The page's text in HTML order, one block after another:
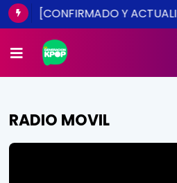
[CONFIRMADO Y
2014
RADIO MOVIL